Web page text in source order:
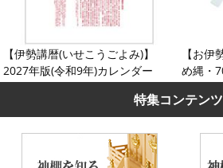
【伊勢講暦(いせこうごよみ)】
2027年版(令和9年)カレンダー
【お伊
め縄・
特集コンテンツ